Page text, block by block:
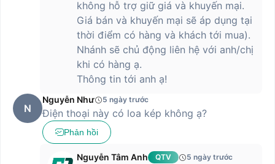
động)
Chế độ Dual Video
Lấy nét theo dõi chuyển động
Chế độ chụp nhanh
20MP (f/2.2)
Các tính năng hỗ
trợ
Zoom 0.8x cho ảnh selfie rộng hơn
Chế độ Chân dung: Làm đẹp AI
Kết nối & Cổng giao tiếp
Số khe SIM
2 Nano SIM hoặc 1 Nano SIM + 1 eSIM
không hỗ trợ giữ giá và khuyến mại.
Giá bán và khuyến mại sẽ áp dụng tại
thời điểm có hàng và khách tới mua).
Nhánh sẽ chủ động liên hệ với anh/chị
khi có hàng ạ.
Thông tin tới anh ạ!
N
Nguyễn Như 5 ngày trước
Điện thoại này có loa kép không ạ?
Phản hồi
Nguyễn Tâm Anh QTV 5 ngày trước